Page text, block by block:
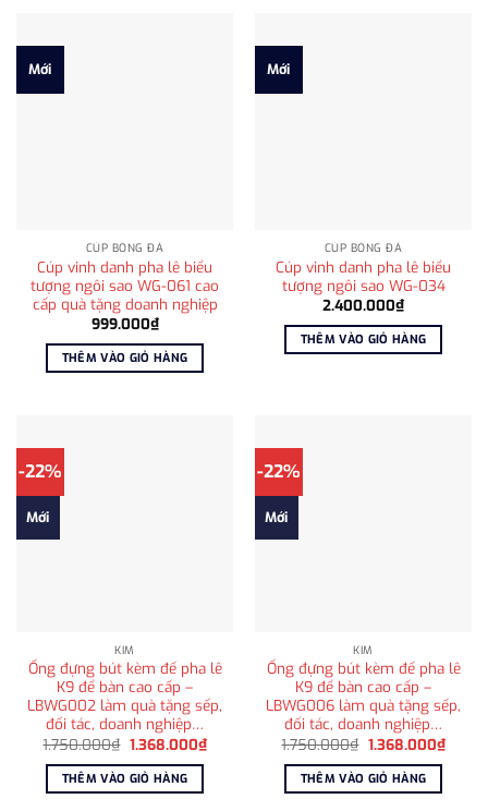
Mới
CÚP BÓNG ĐÁ
Cúp vinh danh pha lê biểu
tượng ngôi sao WG-061 cao
cấp quà tặng doanh nghiệp
999.000₫
THÊM VÀO GIỎ HÀNG
Mới
CÚP BÓNG ĐÁ
Cúp vinh danh pha lê biểu
tượng ngôi sao WG-034
2.400.000₫
THÊM VÀO GIỎ HÀNG
-22%
Mới
KIM
Ống đựng bút kèm đế pha lê
K9 để bàn cao cấp –
LBWG002 làm quà tặng sếp,
đối tác, doanh nghiệp…
1.750.000₫ Giá
là:
1.750.000₫.
1.368.000₫Giá
hiện
1.368.000₫.
THÊM VÀO GIỎ HÀNG
-22%
Mới
KIM
Ống đựng bút kèm đế pha lê
K9 để bàn cao cấp –
LBWG006 làm quà tặng sếp,
đối tác, doanh nghiệp…
1.750.000₫ Giá
là:
1.750.000₫.
1.368.000₫Giá
hiện
THÊM VÀO GIỎ HÀNG